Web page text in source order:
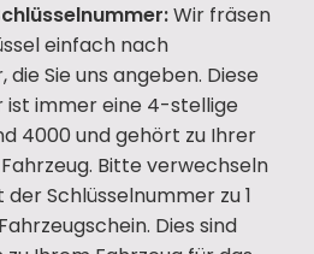
Wir fräsen
einfach nach
Sie uns angeben. Diese
ist immer eine 4-stellige
4000 und gehört zu Ihrer
Bitte verwechseln
Schlüsselnummer zu 1
Dies sind